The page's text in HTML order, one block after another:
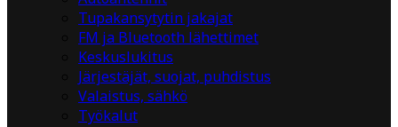
Tupakansytytin jakajat
FM ja Bluetooth lähettimet
Keskuslukitus
Järjestäjät, suojat, puhdistus
Valaistus, sähkö
Työkalut